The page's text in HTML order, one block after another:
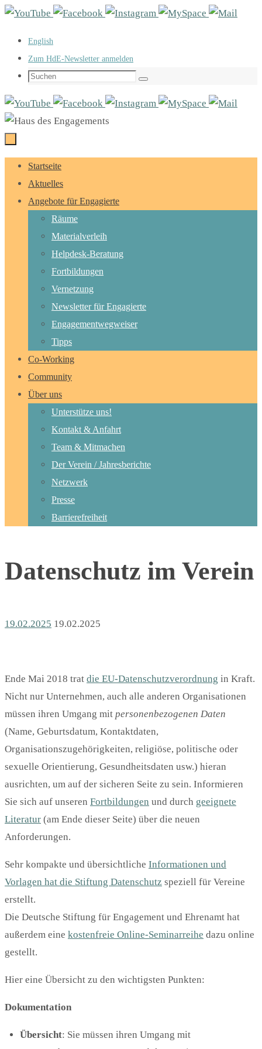
Zum
springen
English
Zum HdE-Newsletter anmelden
Suchen
Suchen
Zum
Inhalt
springen
Startseite
Aktuelles
Angebote für Engagierte
Räume
Materialverleih
Helpdesk-Beratung
Fortbildungen
Vernetzung
Newsletter für Engagierte
Engagementwegweiser
Tipps
Co-Working
Community
Über uns
Unterstütze uns!
Kontakt & Anfahrt
Team & Mitmachen
Der Verein / Jahresberichte
Netzwerk
Presse
Barrierefreiheit
Datenschutz im Verein
19.02.2025 19.02.2025
Ende Mai 2018 trat die EU-Datenschutzverordnung in Kraft.
Nicht nur Unternehmen, auch alle anderen Organisationen
müssen ihren Umgang mit personenbezogenen Daten
(Name, Geburtsdatum, Kontaktdaten,
Organisationszugehörigkeiten, religiöse, politische oder
sexuelle Orientierung, Gesundheitsdaten usw.) hieran
ausrichten, um auf der sicheren Seite zu sein. Informieren
Sie sich auf unseren Fortbildungen und durch geeignete
Literatur (am Ende dieser Seite) über die neuen
Anforderungen.
Sehr kompakte und übersichtliche Informationen und
Vorlagen hat die Stiftung Datenschutz speziell für Vereine
erstellt.
Die Deutsche Stiftung für Engagement und Ehrenamt hat
außerdem eine kostenfreie Online-Seminarreihe dazu online
gestellt.
Hier eine Übersicht zu den wichtigsten Punkten:
Dokumentation
Übersicht: Sie müssen ihren Umgang mit